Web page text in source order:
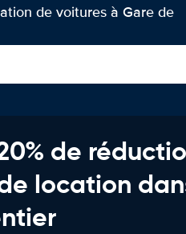
de voitures à Gare de
de
location